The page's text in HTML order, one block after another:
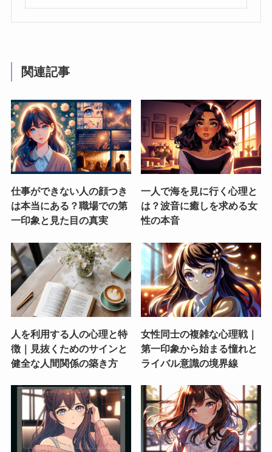
関連記事
仕事ができない人の顔つき
は本当にある？職場での第
一印象と見た目の真実
一人で海を見に行く心理と
は？波音に癒しを求める女
性の本音
人を利用する人の心理と特
徴｜見抜くためのサインと
健全な人間関係の築き方
女性同士の複雑な心理戦｜
第一印象から始まる憧れと
ライバル意識の境界線